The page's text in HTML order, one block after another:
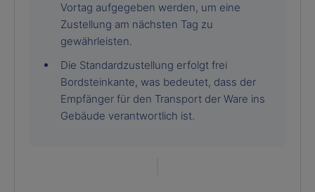
Vortag aufgegeben werden, um eine
Zustellung am nächsten Tag zu
gewährleisten.
Die Standardzustellung erfolgt frei
Bordsteinkante, was bedeutet, dass der
Empfänger für den Transport der Ware ins
Gebäude verantwortlich ist.